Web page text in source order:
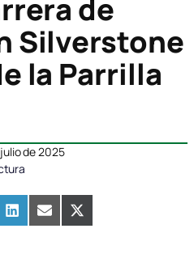
de
Silverstone
la Parrilla
de 2025
Compartir
en
LinkedInCompartir
en
EmailCompartir
en
X
(Twitter)